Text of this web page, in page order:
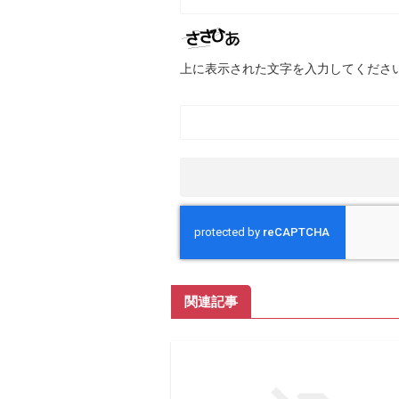
上に表示された文字を入力してくださ
関連記事